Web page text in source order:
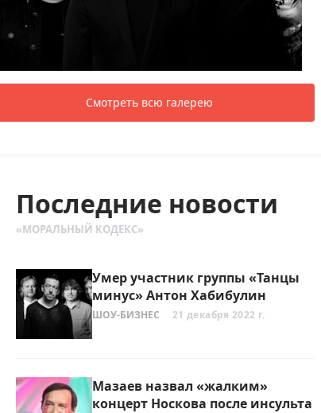
Смотреть всю галерею
Последние новости
«МОРАЛЬНЫЙ КОДЕКС»
Умер участник группы «Танцы
минус» Антон Хабибулин
ШОУ-БИЗНЕС 21 декабря 2022 г.
Мазаев назвал «жалким»
концерт Носкова после инсульта